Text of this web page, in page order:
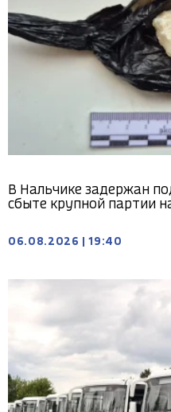
В Нальчике задержан
сбыте крупной партии
06.08.2026 19:40